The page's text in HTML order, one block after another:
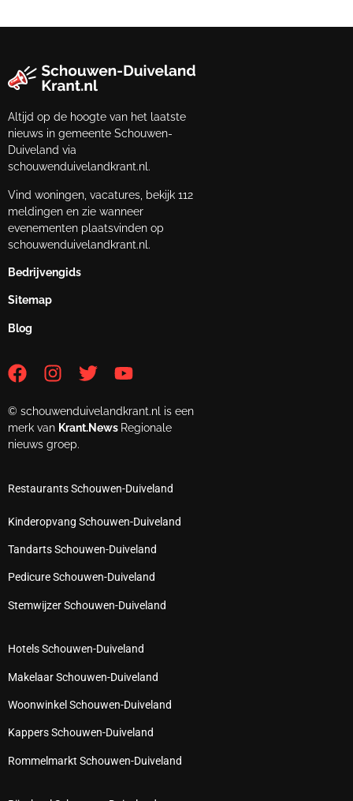
Altijd op de hoogte van het laatste
nieuws in gemeente Schouwen-
Duiveland via
schouwenduivelandkrant.nl.
Vind woningen, vacatures, bekijk 112
meldingen en zie wanneer
evenementen plaatsvinden op
schouwenduivelandkrant.nl.
Bedrijvengids
Sitemap
Blog
© schouwenduivelandkrant.nl is een
merk van Krant.News Regionale
nieuws groep.
Restaurants Schouwen-Duiveland
Kinderopvang Schouwen-Duiveland
Tandarts Schouwen-Duiveland
Pedicure Schouwen-Duiveland
Stemwijzer Schouwen-Duiveland
Hotels Schouwen-Duiveland
Makelaar Schouwen-Duiveland
Woonwinkel Schouwen-Duiveland
Kappers Schouwen-Duiveland
Rommelmarkt Schouwen-Duiveland